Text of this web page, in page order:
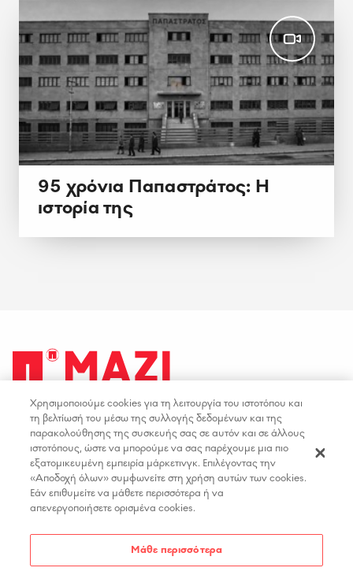
95 χρόνια Παπαστράτος: Η
ιστορία της
ΟΡΟΙ ΧΡΗΣΗΣ
ΠΟΛΙΤΙΚΗ ΑΠΟΡΡΗΤΟΥ
ΔΗΛΩΣΗ ΠΡΟΣΒΑΣΙΜΟΤΗΤΑΣ
ΕΠΙΚΟΙΝΩΝΙΑ
ΘΕΣΕΙΣ ΕΡΓΑΣΙΑΣ
facebookyoutubeinstagramlinkedin
Χρησιμοποιούμε cookies για τη λειτουργία του ιστοτόπου και
τη βελτίωσή του μέσω της συλλογής δεδομένων και της
παρακολούθησης της συσκευής σας σε αυτόν και σε άλλους
ιστοτόπους, ώστε να μπορούμε να σας παρέχουμε μια πιο
εξατομικευμένη εμπειρία μάρκετινγκ. Επιλέγοντας την
«Αποδοχή όλων» συμφωνείτε στη χρήση αυτών των cookies.
Εάν επιθυμείτε να μάθετε περισσότερα ή να
απενεργοποιήσετε ορισμένα cookies.
Μάθε περισσότερα